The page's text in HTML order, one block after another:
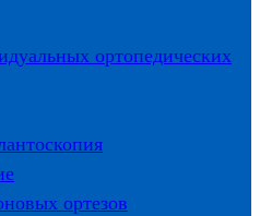
ортопедических
ортезов